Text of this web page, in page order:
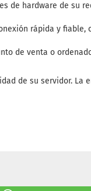
de hardware de su
rápida y
de venta o
de su servidor. La